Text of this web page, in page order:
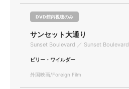
DVD館内視聴のみ
サンセット大通り
Sunset Boulevard ／ Sunset Boulevard
ビリー・ワイルダー
外国映画/Foreign Film